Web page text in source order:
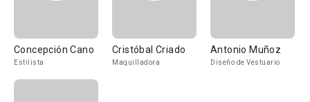
Concepción Cano
Estilista
Cristóbal Criado
Maquilladora
Antonio Muñoz
Diseño de Vestuario